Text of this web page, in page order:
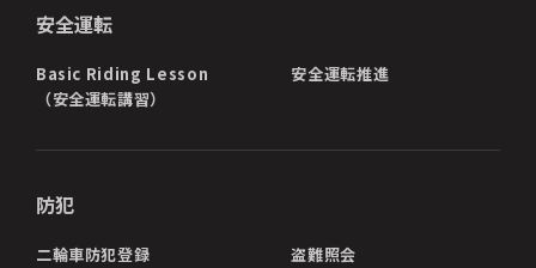
安全運転
Basic Riding Lesson
（安全運転講習）
安全運転推進
防犯
二輪車防犯登録 盗難照会